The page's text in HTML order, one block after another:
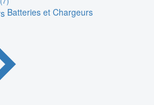
Batteries et Chargeurs